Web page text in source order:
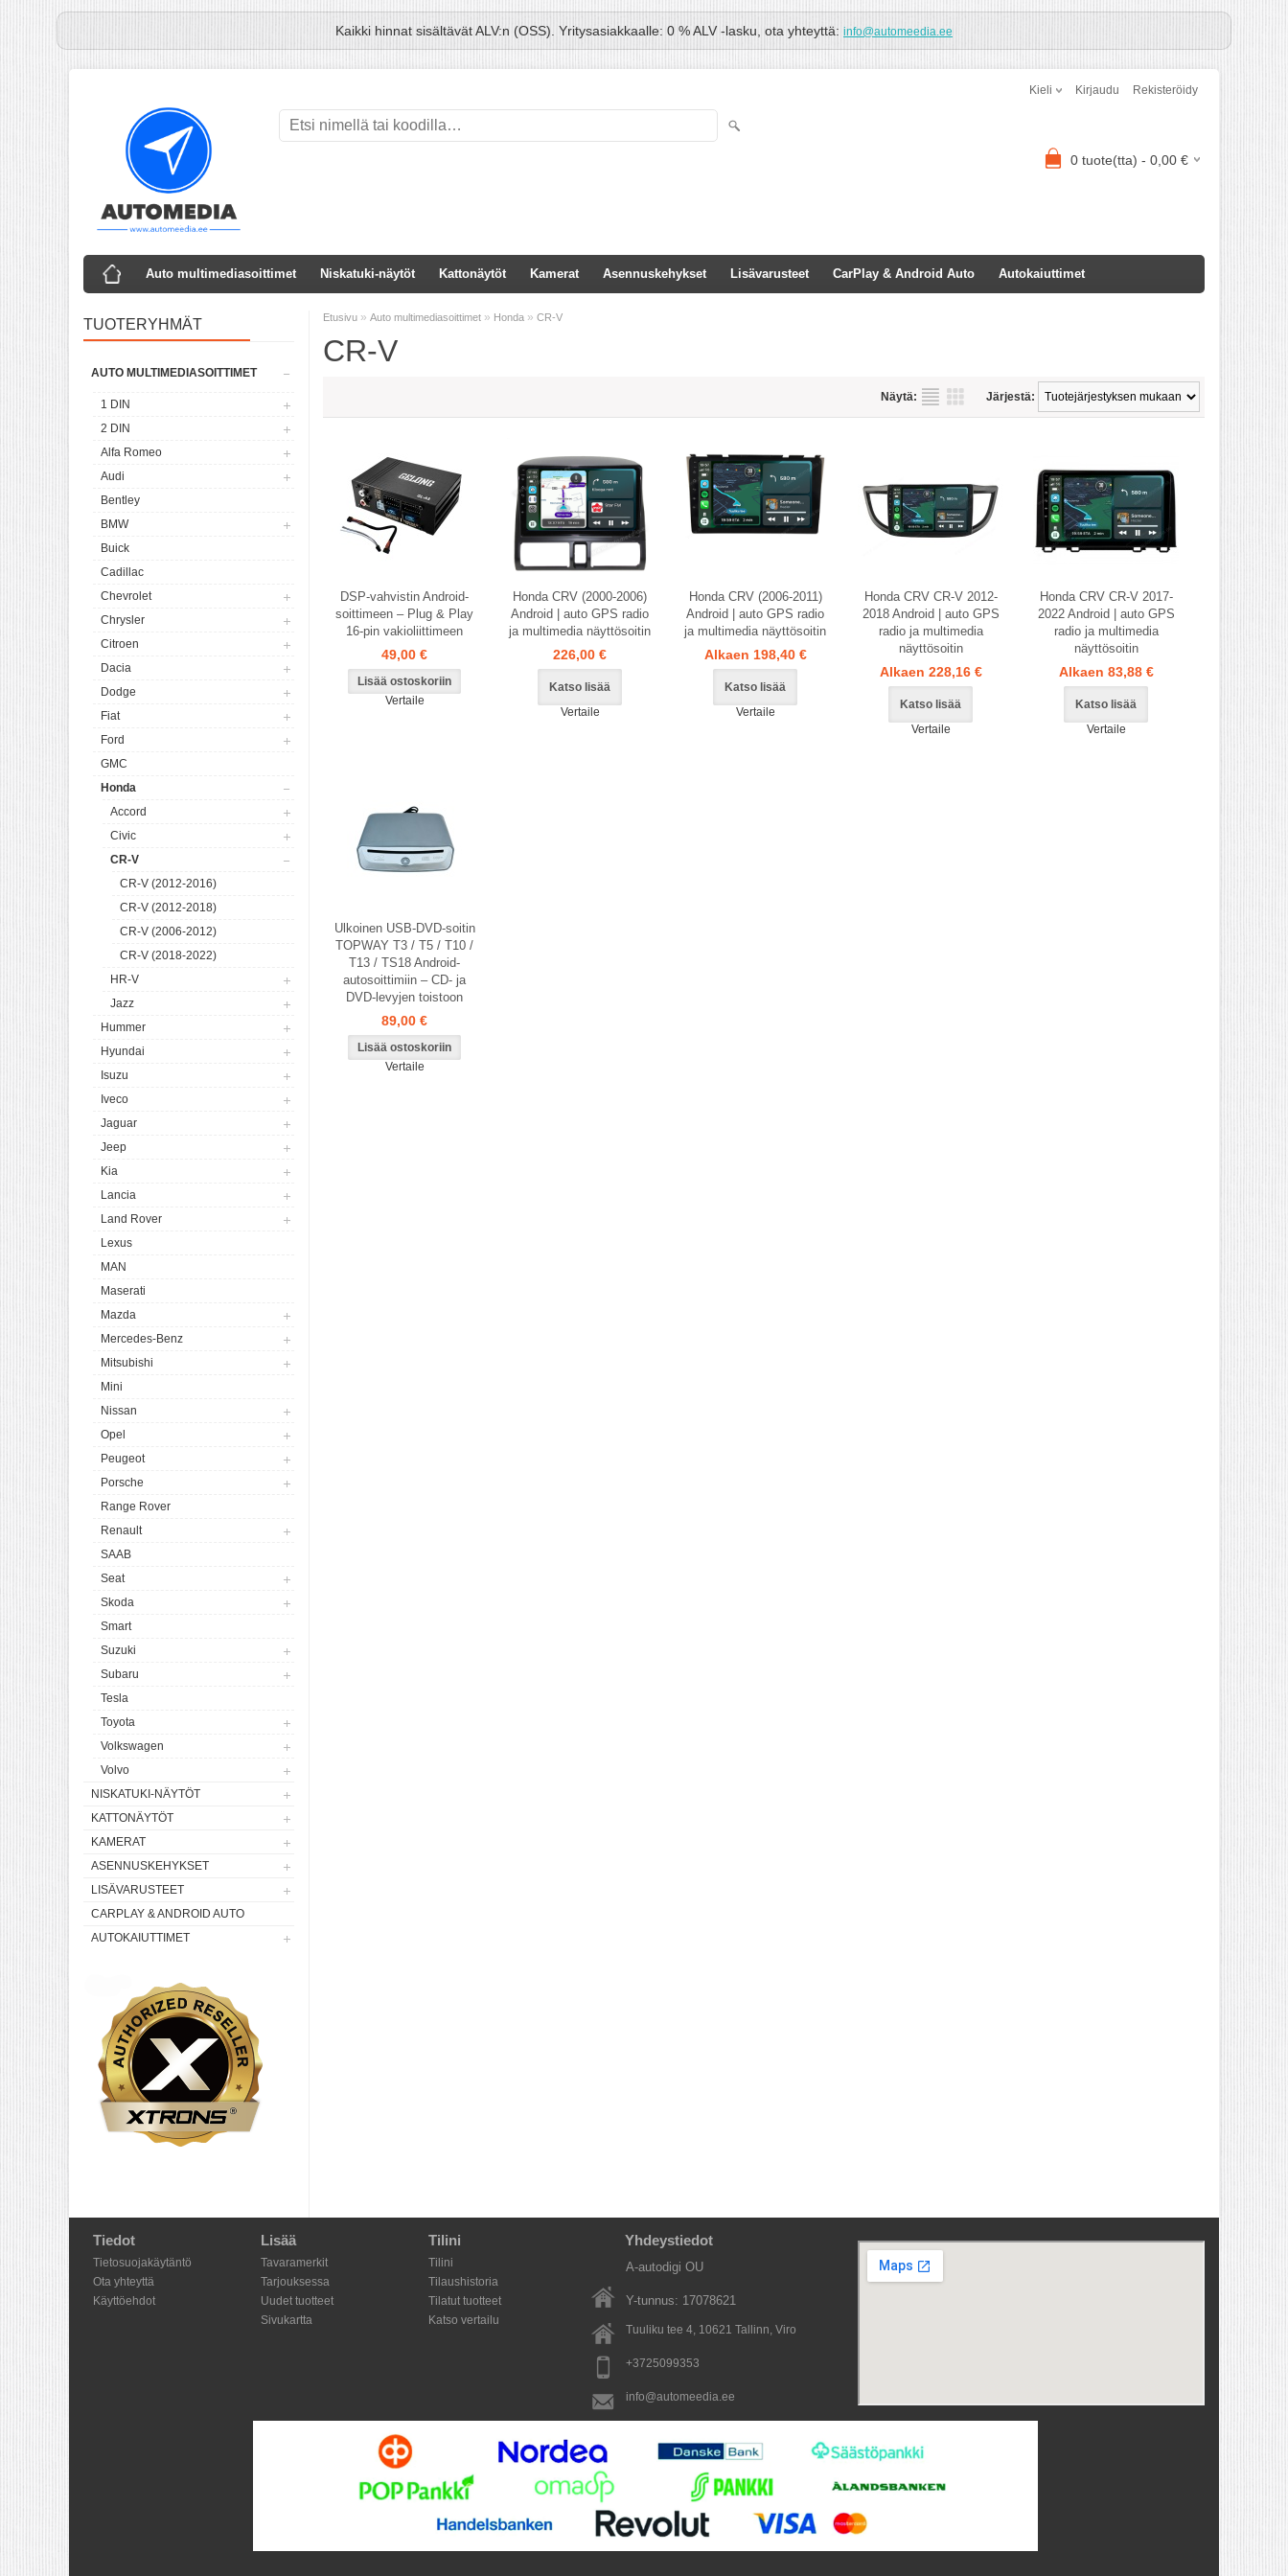
Kaikki hinnat sisältävät ALV:n (OSS). Yritysasiakkaalle: 0 % ALV -lasku, ota yhteyttä: info@automeedia.ee
Kieli Kirjaudu Rekisteröidy
0 tuote(tta) - 0,00 €
Auto multimediasoittimet Niskatuki-näytöt Kattonäytöt Kamerat Asennuskehykset Lisävarusteet CarPlay & Android Auto Autokaiuttimet
TUOTERYHMÄT
AUTO MULTIMEDIASOITTIMET
1 DIN
2 DIN
Alfa Romeo
Audi
Bentley
BMW
Buick
Cadillac
Chevrolet
Chrysler
Citroen
Dacia
Dodge
Fiat
Ford
GMC
Honda
Accord
Civic
CR-V
CR-V (2012-2016)
CR-V (2012-2018)
CR-V (2006-2012)
CR-V (2018-2022)
HR-V
Jazz
Hummer
Hyundai
Isuzu
Iveco
Jaguar
Jeep
Kia
Lancia
Land Rover
Lexus
MAN
Maserati
Mazda
Mercedes-Benz
Mitsubishi
Mini
Nissan
Opel
Peugeot
Porsche
Range Rover
Renault
SAAB
Seat
Skoda
Smart
Suzuki
Subaru
Tesla
Toyota
Volkswagen
Volvo
NISKATUKI-NÄYTÖT
KATTONÄYTÖT
KAMERAT
ASENNUSKEHYKSET
LISÄVARUSTEET
CARPLAY & ANDROID AUTO
AUTOKAIUTTIMET
Etusivu » Auto multimediasoittimet » Honda » CR-V
CR-V
Järjestä:
Näytä:
DSP-vahvistin Android-
soittimeen – Plug & Play
16-pin vakioliittimeen
49,00 €
Vertaile
Honda CRV (2000-2006)
Android | auto GPS radio
ja multimedia näyttösoitin
226,00 €
Katso lisää
Vertaile
Honda CRV (2006-2011)
Android | auto GPS radio
ja multimedia näyttösoitin
Alkaen 198,40 €
Katso lisää
Vertaile
Honda CRV CR-V 2012-
2018 Android | auto GPS
radio ja multimedia
näyttösoitin
Alkaen 228,16 €
Katso lisää
Vertaile
Honda CRV CR-V 2017-
2022 Android | auto GPS
radio ja multimedia
näyttösoitin
Alkaen 83,88 €
Katso lisää
Vertaile
Ulkoinen USB-DVD-soitin
TOPWAY T3 / T5 / T10 /
T13 / TS18 Android-
autosoittimiin – CD- ja
DVD-levyjen toistoon
89,00 €
Vertaile
Tiedot
Tietosuojakäytäntö
Ota yhteyttä
Käyttöehdot
Lisää
Tavaramerkit
Tarjouksessa
Uudet tuotteet
Sivukartta
Tilini
Tilini
Tilaushistoria
Tilatut tuotteet
Katso vertailu
Yhdeystiedot
A-autodigi OU
Y-tunnus: 17078621
Tuuliku tee 4, 10621 Tallinn, Viro
+3725099353
info@automeedia.ee